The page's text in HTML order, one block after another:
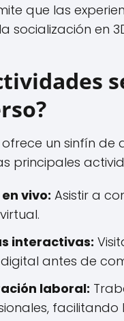
que las
socialización en
un sinfín
principales
vivo: Asistir a
interactivas:
antes de
laboral: